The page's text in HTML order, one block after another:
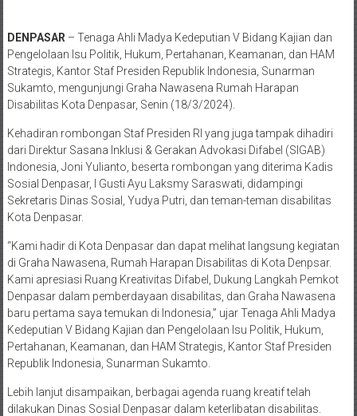
DENPASAR – Tenaga Ahli Madya Kedeputian V Bidang Kajian dan
Pengelolaan Isu Politik, Hukum, Pertahanan, Keamanan, dan HAM
Strategis, Kantor Staf Presiden Republik Indonesia, Sunarman
Sukamto, mengunjungi Graha Nawasena Rumah Harapan
Disabilitas Kota Denpasar, Senin (18/3/2024).
Kehadiran rombongan Staf Presiden RI yang juga tampak dihadiri
dari Direktur Sasana Inklusi & Gerakan Advokasi Difabel (SIGAB)
Indonesia, Joni Yulianto, beserta rombongan yang diterima Kadis
Sosial Denpasar, I Gusti Ayu Laksmy Saraswati, didampingi
Sekretaris Dinas Sosial, Yudya Putri, dan teman-teman disabilitas
Kota Denpasar.
“Kami hadir di Kota Denpasar dan dapat melihat langsung kegiatan
di Graha Nawasena, Rumah Harapan Disabilitas di Kota Denpsar.
Kami apresiasi Ruang Kreativitas Difabel, Dukung Langkah Pemkot
Denpasar dalam pemberdayaan disabilitas, dan Graha Nawasena
baru pertama saya temukan di Indonesia,” ujar Tenaga Ahli Madya
Kedeputian V Bidang Kajian dan Pengelolaan Isu Politik, Hukum,
Pertahanan, Keamanan, dan HAM Strategis, Kantor Staf Presiden
Republik Indonesia, Sunarman Sukamto.
Lebih lanjut disampaikan, berbagai agenda ruang kreatif telah
dilakukan Dinas Sosial Denpasar dalam keterlibatan disabilitas.